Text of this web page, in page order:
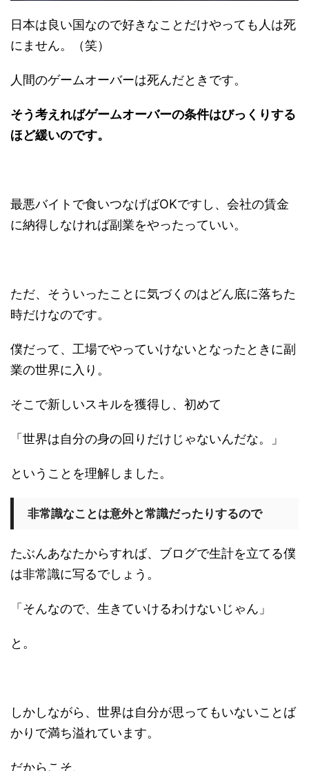
日本は良い国なので好きなことだけやっても人は死
にません。（笑）
人間のゲームオーバーは死んだときです。
そう考えればゲームオーバーの条件はびっくりする
ほど緩いのです。
最悪バイトで食いつなげばOKですし、会社の賃金
に納得しなければ副業をやったっていい。
ただ、そういったことに気づくのはどん底に落ちた
時だけなのです。
僕だって、工場でやっていけないとなったときに副
業の世界に入り。
そこで新しいスキルを獲得し、初めて
「世界は自分の身の回りだけじゃないんだな。」
ということを理解しました。
非常識なことは意外と常識だったりするので
たぶんあなたからすれば、ブログで生計を立てる僕
は非常識に写るでしょう。
「そんなので、生きていけるわけないじゃん」
と。
しかしながら、世界は自分が思ってもいないことば
かりで満ち溢れています。
だからこそ、